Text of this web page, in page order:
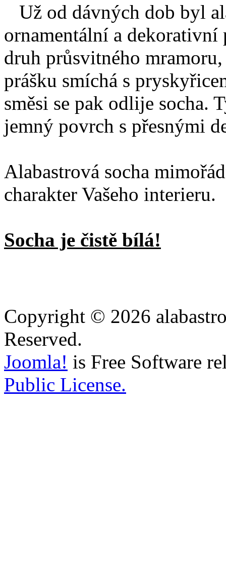
Už od dávných dob byl
ornamentální a dekorativní
druh průsvitného
prášku smíchá s
směsi se pak odlije socha.
jemný povrch s přesnými
Alabastrová socha
charakter Vašeho interieru.
Socha je čistě bílá!
Copyright © 2026
Reserved.
Joomla! is Free Software
Public License.